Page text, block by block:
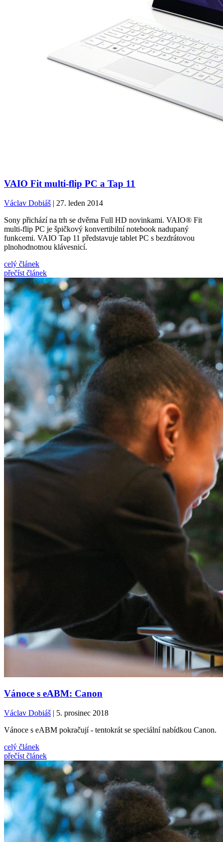
VAIO Fit multi-flip PC a Tap 11
Václav Dobiáš | 27. leden 2014
Sony přichází na trh se dvěma Full HD novinkami. VAIO® Fit
multi-flip PC je špičkový konvertibilní notebook nadupaný
funkcemi. VAIO Tap 11 představuje tablet PC s bezdrátovou
plnohodnotnou klávesnicí.
celý článek
přečíst článek
Vánoce s eABM: Canon
Václav Dobiáš | 5. prosinec 2018
Vánoce s eABM pokračují - tentokrát se speciální nabídkou Canon.
celý článek
přečíst článek